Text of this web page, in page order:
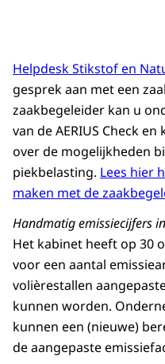
Helpdesk Stikstof en
gesprek aan met een
zaakbegeleider kan u
van de AERIUS Check
over de mogelijkheden
piekbelasting. Lees hier
maken met de
Handmatig emissiecijfers
Het kabinet heeft op 30
voor een aantal
volièrestallen
kunnen worden.
kunnen een (nieuwe)
de aangepaste